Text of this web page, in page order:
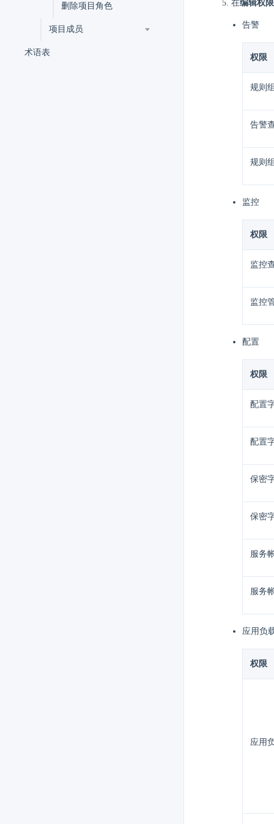
删除项目角色
项目成员
术语表
在编辑权限
告警
权限
规则
告警
规则
监控
权限
监控
监控
配置
权限
配置
配置
保密
保密
服务
服务
应用负
权限
应用